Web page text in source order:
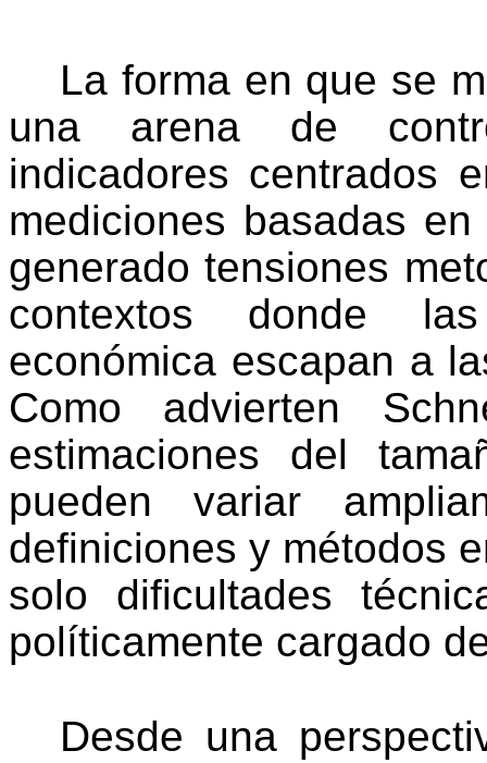
La forma en que se
una arena de
indicadores centrados
mediciones basadas
generado tensiones
contextos donde
económica escapan a
Como advierten
estimaciones del
pueden variar
definiciones y métodos
solo dificultades
políticamente cargado
Desde una